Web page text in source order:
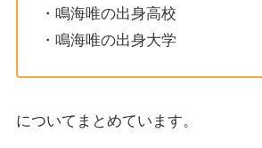
・鳴海唯の出身高校
・鳴海唯の出身大学
についてまとめています。